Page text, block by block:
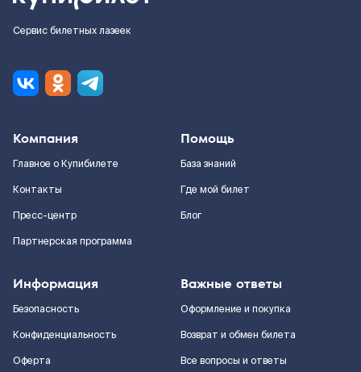
Сервис билетных лазеек
Компания
Главное о Купибилете
Контакты
Пресс-центр
Партнерская программа
Помощь
База знаний
Где мой билет
Блог
Информация
Безопасность
Конфиденциальность
Оферта
Важные ответы
Оформление и покупка
Возврат и обмен билета
Все вопросы и ответы